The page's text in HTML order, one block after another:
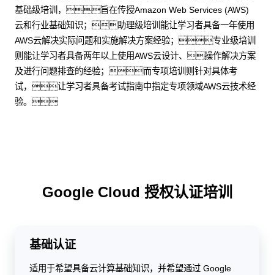
基础级培训，旨在传授Amazon Web Services (AWS)
云和行业基础知识；助理级培训能让学习者具备一年使用
AWS云解决实际问题和实施解决方案经验；专业级培训
则能让学习者具备两年以上使用AWS云设计、操作解决方案
及进行问题排查的经验；而专项培训则针对具体考
试，让学习者具备考试指南中指定专项领域AWS云技术经
验。
Google Cloud 授权认证培训
基础认证
适用于希望具备云计算基础知识，并希望通过 Google